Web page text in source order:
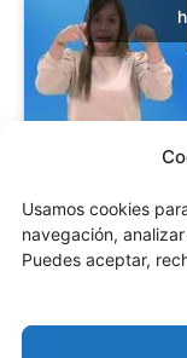
Usamos cookies
navegación,
Puedes aceptar,